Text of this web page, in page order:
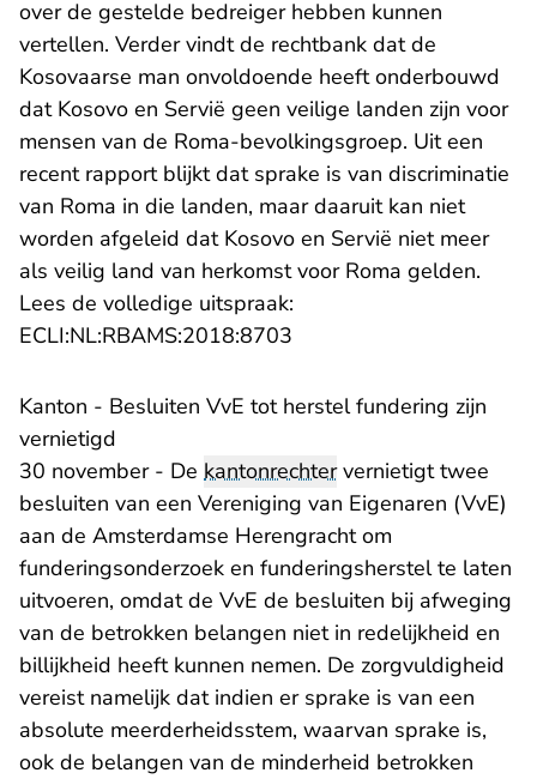
over de gestelde bedreiger hebben kunnen
vertellen. Verder vindt de rechtbank dat de
Kosovaarse man onvoldoende heeft onderbouwd
dat Kosovo en Servië geen veilige landen zijn voor
mensen van de Roma-bevolkingsgroep. Uit een
recent rapport blijkt dat sprake is van discriminatie
van Roma in die landen, maar daaruit kan niet
worden afgeleid dat Kosovo en Servië niet meer
als veilig land van herkomst voor Roma gelden.
Lees de volledige uitspraak:
ECLI:NL:RBAMS:2018:8703
Kanton - Besluiten VvE tot herstel fundering zijn
vernietigd
30 november - De kantonrechtervernietigt twee
besluiten van een Vereniging van Eigenaren (VvE)
aan de Amsterdamse Herengracht om
funderingsonderzoek en funderingsherstel te laten
uitvoeren, omdat de VvE de besluiten bij afweging
van de betrokken belangen niet in redelijkheid en
billijkheid heeft kunnen nemen. De zorgvuldigheid
vereist namelijk dat indien er sprake is van een
absolute meerderheidsstem, waarvan sprake is,
ook de belangen van de minderheid betrokken